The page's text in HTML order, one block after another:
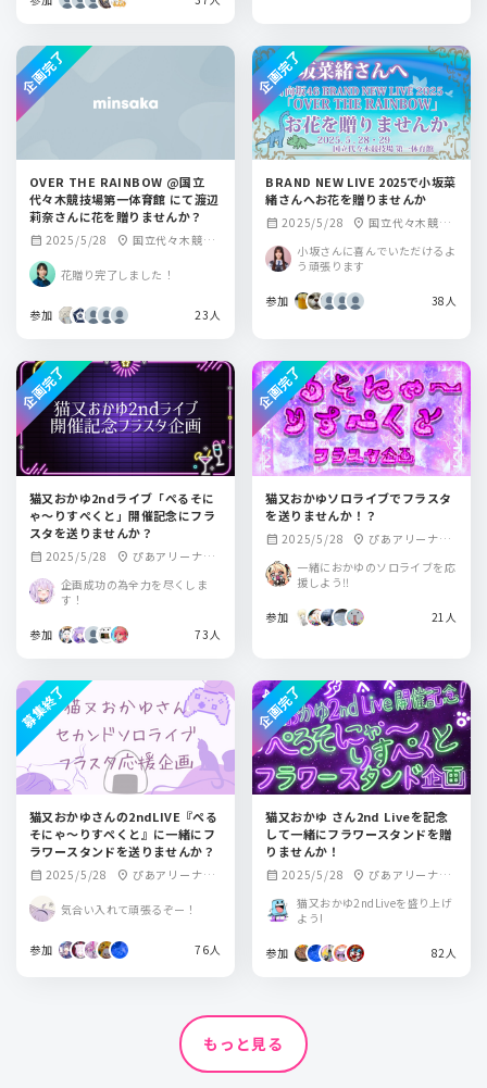
OVER THE RAINBOW @国立
代々木競技場第一体育館 にて渡辺
莉奈さんに花を贈りませんか？
calendar_month 2025/5/28 location_on 国立代々木競技
花贈り完了しました！
参加 23人
企画完了
BRAND NEW LIVE 2025で小坂菜
緒さんへお花を贈りませんか
calendar_month 2025/5/28 location_on 国立代々木競技
小坂さんに喜んでいただけるよ
う頑張ります
参加 38人
企画完了
猫又おかゆ2ndライブ「ぺるそに
ゃ〜りすぺくと」開催記念にフラ
スタを送りませんか？
calendar_month 2025/5/28 location_on ぴあアリーナM
企画成功の為全力を尽くしま
す！
参加 73人
企画完了
猫又おかゆソロライブでフラスタ
を送りませんか！？
calendar_month 2025/5/28 location_on ぴあアリーナM
一緒におかゆのソロライブを応
援しよう‼️
参加 21人
企画完了
猫又おかゆさんの2ndLIVE『ぺる
そにゃ～りすぺくと』に一緒にフ
ラワースタンドを送りませんか？
calendar_month 2025/5/28 location_on ぴあアリーナM
気合い入れて頑張るぞー！
参加 76人
募集終了
猫又おかゆ さん2nd Liveを記念
して一緒にフラワースタンドを贈
りませんか！
calendar_month 2025/5/28 location_on ぴあアリーナM
猫又おかゆ2ndLiveを盛り上げ
よう!
参加 82人
企画完了
もっと見る